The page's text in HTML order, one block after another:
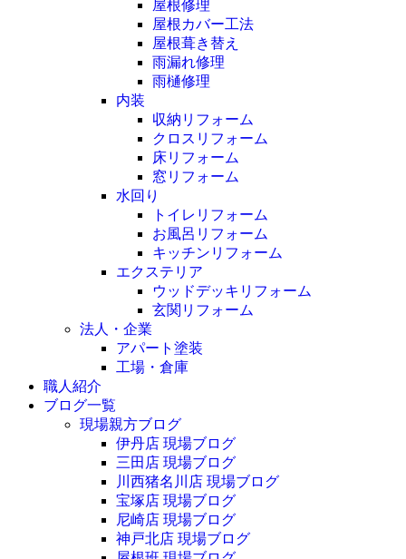
屋根修理
屋根カバー工法
屋根葺き替え
雨漏れ修理
雨樋修理
内装
収納リフォーム
クロスリフォーム
床リフォーム
窓リフォーム
水回り
トイレリフォーム
お風呂リフォーム
キッチンリフォーム
エクステリア
ウッドデッキリフォーム
玄関リフォーム
法人・企業
アパート塗装
工場・倉庫
職人紹介
ブログ一覧
現場親方ブログ
伊丹店 現場ブログ
三田店 現場ブログ
川西猪名川店 現場ブログ
宝塚店 現場ブログ
尼崎店 現場ブログ
神戸北店 現場ブログ